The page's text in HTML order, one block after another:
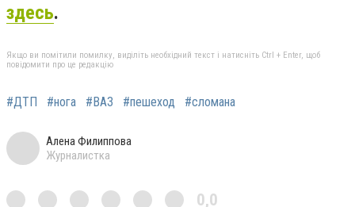
здесь.
Якщо ви помітили помилку, виділіть необхідний текст і натисніть Ctrl + Enter, щоб
повідомити про це редакцію
#ДТП #нога #ВАЗ #пешеход #сломана
Алена Филиппова
Журналистка
0,0